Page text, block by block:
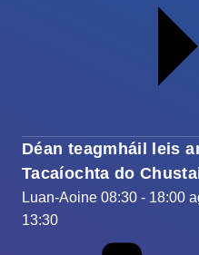
Déan teagmháil leis
Tacaíochta do
Luan-Aoine 08:30 - 18:00
13:30